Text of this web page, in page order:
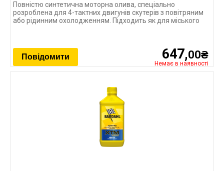
Повністю синтетична моторна олива, спеціально
розроблена для 4-тактних двигунів скутерів з повітряним
або рідинним охолодженням. Підходить як для міського
647,00₴
Немає в наявності
Повідомити